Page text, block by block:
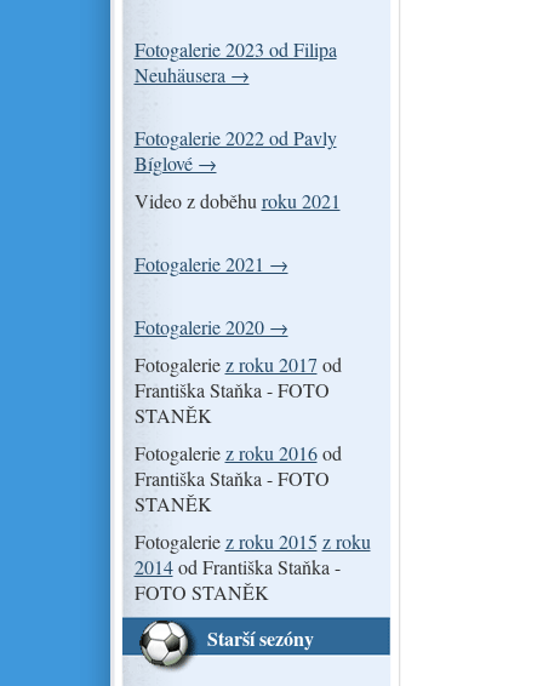
Fotogalerie 2023 od Filipa
Neuhäusera →
Fotogalerie 2022 od Pavly
Bíglové →
Video z doběhu roku 2021
Fotogalerie 2021 →
Fotogalerie 2020 →
Fotogaleriez roku 2017 od
Františka Staňka - FOTO
STANĚK
Fotogaleriez roku 2016od
Františka Staňka - FOTO
STANĚK
Fotogaleriez roku 2015 z roku
2014od Františka Staňka -
FOTO STANĚK
Starší sezóny